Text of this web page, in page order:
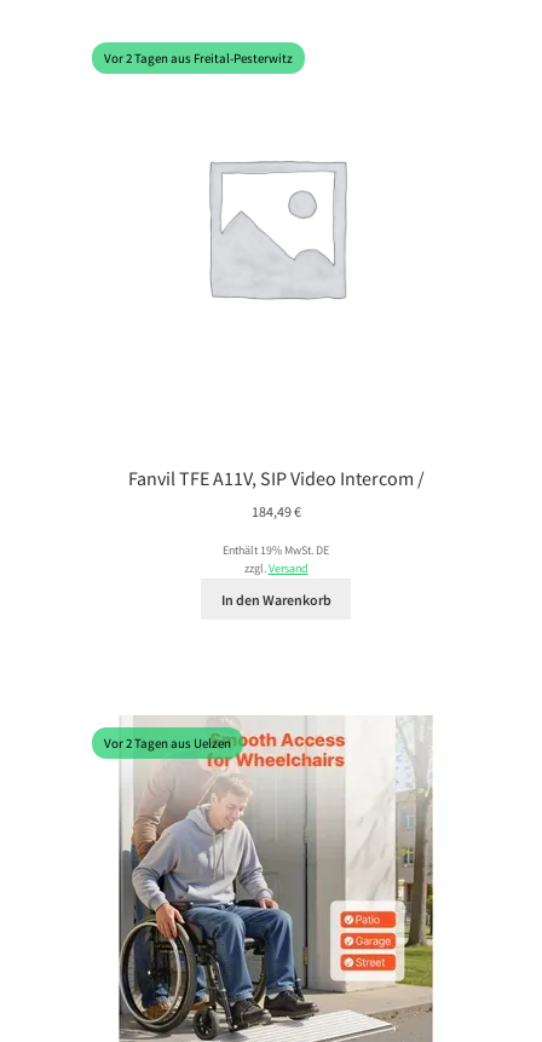
Vor 2 Tagen aus Freital-Pesterwitz
Fanvil TFE A11V, SIP Video Intercom /
184,49€
Enthält 19% MwSt. DE
zzgl.Versand
In den Warenkorb
Vor 2 Tagen aus Uelzen